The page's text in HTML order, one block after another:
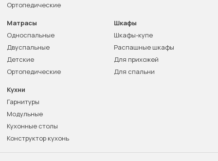
Ортопедические
Матрасы
Односпальные
Двуспальные
Детские
Ортопедические
Шкафы
Шкафы-купе
Распашные шкафы
Для прихожей
Для спальни
Кухни
Гарнитуры
Модульные
Кухонные столы
Конструктор кухонь